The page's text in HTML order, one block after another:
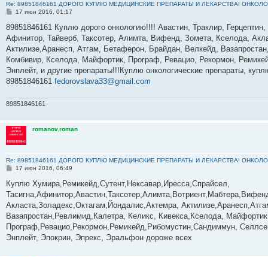
Re: 89851846161 ДОРОГО КУПЛЮ МЕДИЦИНСКИЕ ПРЕПАРАТЫ И ЛЕКАРСТВА!
С
о
щ
е
и
е
17 июн 2016, 01:17
89851846161 Куплю дорого онкологию!!!! Авастин, Траклир,
Афинитор, Тайверб, Таксотер, Алимта, Вифенд, Зомета, Кселода,
Актилизе,Аранесп, Атгам, Бетаферон, Брайдан, Велкейд,
Комбивир, Кселода, Майфортик, Програф, Ревацио, Рекормон,
Энплейт, и другие препараты!!!Куплю онкологические препараты,
89851846161 fedorovslava33@gmail.com
89851846161
romanov.roman
Re: 89851846161 ДОРОГО КУПЛЮ МЕДИЦИНСКИЕ ПРЕПАРАТЫ И ЛЕКАРСТВА!
С
о
б
щ
е
и
е
17 июн 2016, 06:49
Куплю Хумира,Ремикейд,Сутент,Нексавар,Иресса,Спрайсел,
Акласта,Золадекс,Октагам,Йондалис,Актемра,
Вазапростан,Ревлимид,Калетра, Келикс, Кивекса,Кселода,
Програф,Ревацио,Рекормон,Ремикейд,Рибомустин,Сандиммун,
Энплейт, Эпокрин, Эпрекс, Эральфон дороже всех